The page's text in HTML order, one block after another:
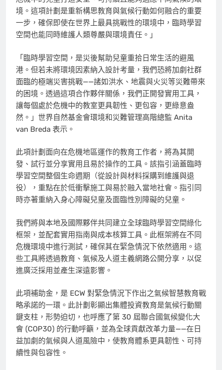
境。這項計劃是重新構思教育與氣候行動如何融合的重要
一步，確保即使在世界上最具挑戰性的環境中，臨時學習
空間也能同時維護人類尊嚴與環境責任。」
「臨時學習空間，是災後幫助兒童重拾日常生活的避風
港。但若未將環境因素納入設計考量，我們恐將加劇社群
面臨的極端災害挑戰——諸如洪水、地震與火災等災難帶來
的困境。透過這項合作夥伴關係，我們正開發實用工具，
讓每個處於危機中的教室更具韌性、更包容，更綠意盎
然。」世界自然基金會環境和災難管理高階總監 Anita
van Breda 表示。
此項計劃面向在危機地區運作的教育工作者，將為其開
發、試行並分享實用且易於操作的工具。該指引涵蓋臨時
學習空間整個生命週期（從設計與材料採購到維護與退
役），重點在於低衝擊施工與易於融入當地社會。指引同
時亦著重納入身心障礙兒童及面臨性別障礙的兒童。
我們將與本地及國際夥伴共同建立全球臨時學習空間綠化
框架，並配套實用指南與成本核算工具。此框架將在不同
危機環境中進行測試，確保其在緊急情況下依然適用。這
些工具將透過教育、氣候及人道主義網路公開分享，以促
進廣泛採用並產生深遠影響。
此項補助金，是 ECW 對緊急情況下作出之氣候智慧教育戰
略承諾的一環。此計劃彰顯出集體投資教育是氣候行動關
鍵支柱，形勢迫切，也呼應了第 30 屆聯合國氣候變化大
會 (COP30) 的行動呼籲，並為全球貢獻改革力量——在日
益加劇的氣候與人道風險中，使教育體系更具韌性、可持
續性與包容性。